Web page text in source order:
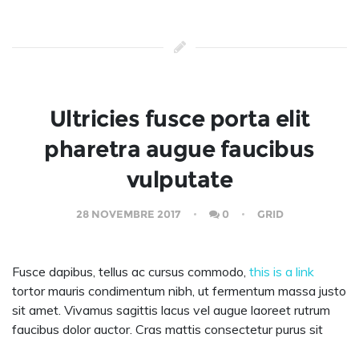
Ultricies fusce porta elit
pharetra augue faucibus
vulputate
28 NOVEMBRE 2017 0 GRID
Fusce dapibus, tellus ac cursus commodo, this is a link
tortor mauris condimentum nibh, ut fermentum massa justo
sit amet. Vivamus sagittis lacus vel augue laoreet rutrum
faucibus dolor auctor. Cras mattis consectetur purus sit